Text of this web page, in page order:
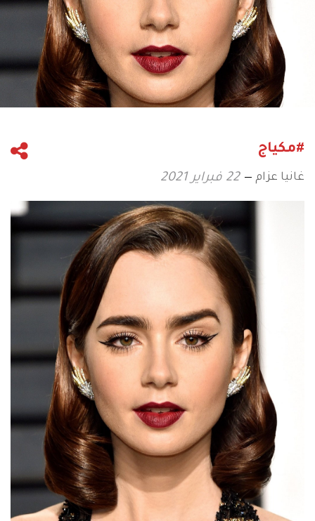
#مكياج
غانيا عزام 22 فبراير 2021